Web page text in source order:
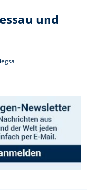
und